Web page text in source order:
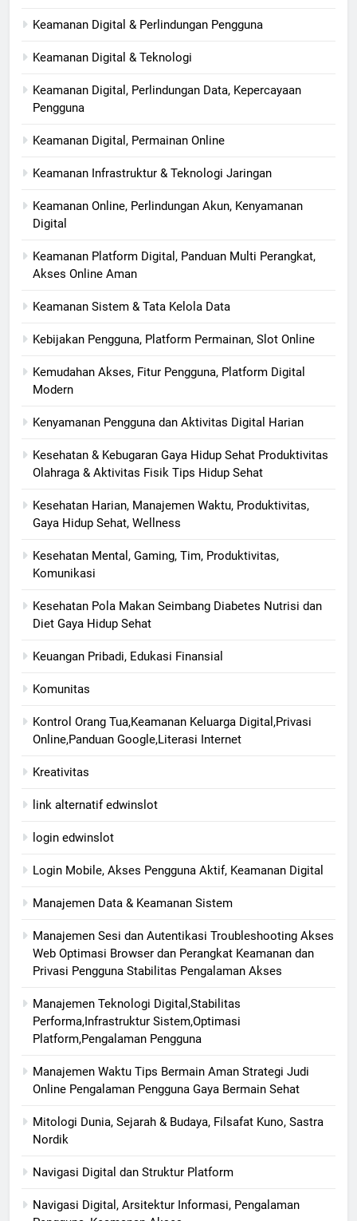
Keamanan Digital & Perlindungan Pengguna
Keamanan Digital & Teknologi
Keamanan Digital, Perlindungan Data, Kepercayaan
Pengguna
Keamanan Digital, Permainan Online
Keamanan Infrastruktur & Teknologi Jaringan
Keamanan Online, Perlindungan Akun, Kenyamanan
Digital
Keamanan Platform Digital, Panduan Multi Perangkat,
Akses Online Aman
Keamanan Sistem & Tata Kelola Data
Kebijakan Pengguna, Platform Permainan, Slot Online
Kemudahan Akses, Fitur Pengguna, Platform Digital
Modern
Kenyamanan Pengguna dan Aktivitas Digital Harian
Kesehatan & Kebugaran Gaya Hidup Sehat Produktivitas
Olahraga & Aktivitas Fisik Tips Hidup Sehat
Kesehatan Harian, Manajemen Waktu, Produktivitas,
Gaya Hidup Sehat, Wellness
Kesehatan Mental, Gaming, Tim, Produktivitas,
Komunikasi
Kesehatan Pola Makan Seimbang Diabetes Nutrisi dan
Diet Gaya Hidup Sehat
Keuangan Pribadi, Edukasi Finansial
Komunitas
Kontrol Orang Tua,Keamanan Keluarga Digital,Privasi
Online,Panduan Google,Literasi Internet
Kreativitas
link alternatif edwinslot
login edwinslot
Login Mobile, Akses Pengguna Aktif, Keamanan Digital
Manajemen Data & Keamanan Sistem
Manajemen Sesi dan Autentikasi Troubleshooting Akses
Web Optimasi Browser dan Perangkat Keamanan dan
Privasi Pengguna Stabilitas Pengalaman Akses
Manajemen Teknologi Digital,Stabilitas
Performa,Infrastruktur Sistem,Optimasi
Platform,Pengalaman Pengguna
Manajemen Waktu Tips Bermain Aman Strategi Judi
Online Pengalaman Pengguna Gaya Bermain Sehat
Mitologi Dunia, Sejarah & Budaya, Filsafat Kuno, Sastra
Nordik
Navigasi Digital dan Struktur Platform
Navigasi Digital, Arsitektur Informasi, Pengalaman